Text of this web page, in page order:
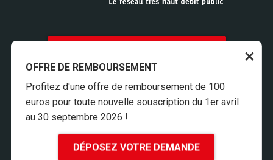
ESPACE PRESSE
MENTIONS LÉGALES
COOKIES
ACCESSIBILITÉ
CONTACT
×
OFFRE DE REMBOURSEMENT
Profitez d'une offre de remboursement de 100
euros pour toute nouvelle souscription du 1er avril
au 30 septembre 2026 !
DÉPOSEZ VOTRE DEMANDE